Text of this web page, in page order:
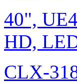
40",
HD,
CLX-